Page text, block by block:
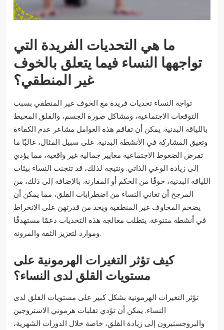
ما هي التحديات الفريدة التي
تواجهها النساء فيما يتعلق بالخوف
غير المنطقي؟
تواجه النساء تحديات فريدة مع الخوف غير المنطقي بسبب
التوقعات الاجتماعية، ومشاكل صورة الجسم، والقلق المحيط
باللياقة البدنية. يمكن أن تفاقم هذه العوامل مشاعر عدم الكفاءة
وتعيق المشاركة في الأنشطة البدنية. على سبيل المثال، غالبًا ما
تفرض الضغوط الاجتماعية معايير جمالية غير واقعية، مما يؤدي
إلى زيادة الوعي الذاتي. ونتيجة لذلك، قد تتجنب النساء بيئات
اللياقة البدنية، خوفًا من الحكم أو المقارنة. بالإضافة إلى ذلك، من
المرجح أن تعاني النساء من اضطرابات القلق، مما يمكن أن
يضخم المخاوف غير المنطقية ويحد من قدرتهن على الانخراط
في أنشطة متنوعة. يتطلب معالجة هذه التحديات دعمًا مستهدفًا
وموارد لتعزيز الثقة والمرونة.
كيف تؤثر التغيرات الهرمونية على
مستويات القلق لدى النساء؟
تؤثر التغيرات الهرمونية بشكل كبير على مستويات القلق لدى
النساء. يمكن أن تؤدي تقلبات هرموني الاستروجين
والبروجستيرون إلى زيادة القلق، خاصة خلال الدورات الشهرية،